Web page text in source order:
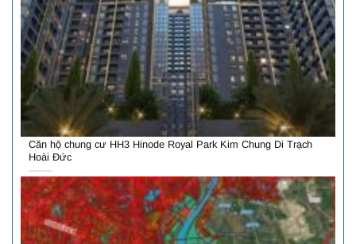
Căn hộ chung cư HH3 Hinode Royal Park Kim Chung Di Trạch
Hoài Đức